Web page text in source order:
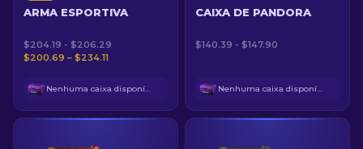
ARMA ESPORTIVA
$204.19 - $206.29
$200.69 – $234.11
Nenhuma caixa disponível
CAIXA DE PANDORA
$140.39 - $147.90
Nenhuma caixa disponível